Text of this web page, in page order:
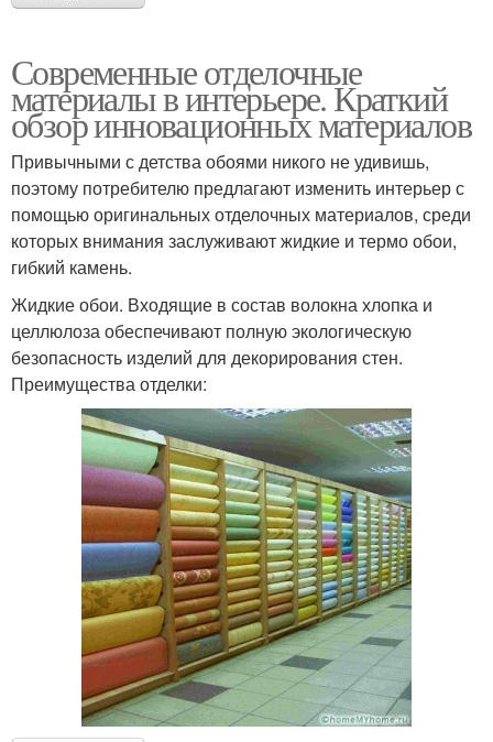
Современные отделочные
материалы в интерьере. Краткий
обзор инновационных материалов
Привычными с детства обоями никого не удивишь,
поэтому потребителю предлагают изменить интерьер с
помощью оригинальных отделочных материалов, среди
которых внимания заслуживают жидкие и термо обои,
гибкий камень.
Жидкие обои. Входящие в состав волокна хлопка и
целлюлоза обеспечивают полную экологическую
безопасность изделий для декорирования стен.
Преимущества отделки: